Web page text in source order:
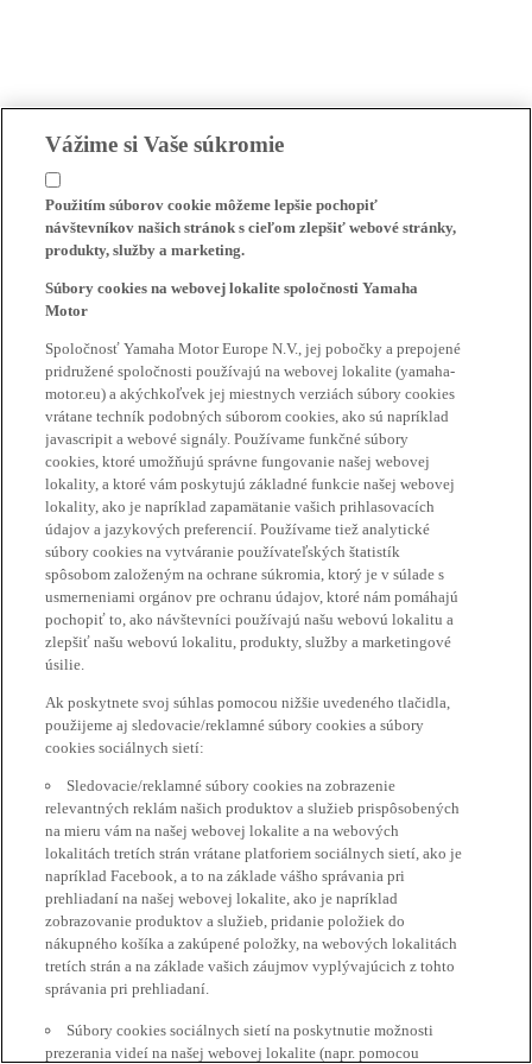
Vážime si Vaše súkromie
Použitím súborov cookie môžeme lepšie pochopiť
návštevníkov našich stránok s cieľom zlepšiť webové stránky,
produkty, služby a marketing.
Súbory cookies na webovej lokalite spoločnosti Yamaha
Motor
Spoločnosť Yamaha Motor Europe N.V., jej pobočky a prepojené
pridružené spoločnosti používajú na webovej lokalite (yamaha-
motor.eu) a akýchkoľvek jej miestnych verziách súbory cookies
vrátane techník podobných súborom cookies, ako sú napríklad
javascripit a webové signály. Používame funkčné súbory
cookies, ktoré umožňujú správne fungovanie našej webovej
lokality, a ktoré vám poskytujú základné funkcie našej webovej
lokality, ako je napríklad zapamätanie vašich prihlasovacích
údajov a jazykových preferencií. Používame tiež analytické
súbory cookies na vytváranie používateľských štatistík
spôsobom založeným na ochrane súkromia, ktorý je v súlade s
usmerneniami orgánov pre ochranu údajov, ktoré nám pomáhajú
pochopiť to, ako návštevníci používajú našu webovú lokalitu a
zlepšiť našu webovú lokalitu, produkty, služby a marketingové
úsilie.
Ak poskytnete svoj súhlas pomocou nižšie uvedeného tlačidla,
použijeme aj sledovacie/reklamné súbory cookies a súbory
cookies sociálnych sietí:
Sledovacie/reklamné súbory cookies na zobrazenie
relevantných reklám našich produktov a služieb prispôsobených
na mieru vám na našej webovej lokalite a na webových
lokalitách tretích strán vrátane platforiem sociálnych sietí, ako je
napríklad Facebook, a to na základe vášho správania pri
prehliadaní na našej webovej lokalite, ako je napríklad
zobrazovanie produktov a služieb, pridanie položiek do
nákupného košíka a zakúpené položky, na webových lokalitách
tretích strán a na základe vašich záujmov vyplývajúcich z tohto
správania pri prehliadaní.
Súbory cookies sociálnych sietí na poskytnutie možnosti
prezerania videí na našej webovej lokalite (napr. pomocou